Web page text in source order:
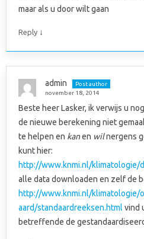
maar als u door wilt gaan
Reply ↓
admin
Post author
november 18, 2014
Beste heer Lasker, ik verwijs u
de nieuwe berekening niet
te helpen en kanen wilnergens
kunt hier:
http://www.knmi.nl/klimatologie/
alle data downloaden en zelf de
http://www.knmi.nl/klimatologie/
aard/standaardreeksen.html vind
betreffende de